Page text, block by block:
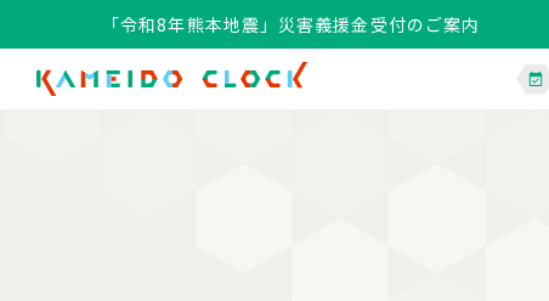
「令和8年熊本地震」災害義援金受付のご案内